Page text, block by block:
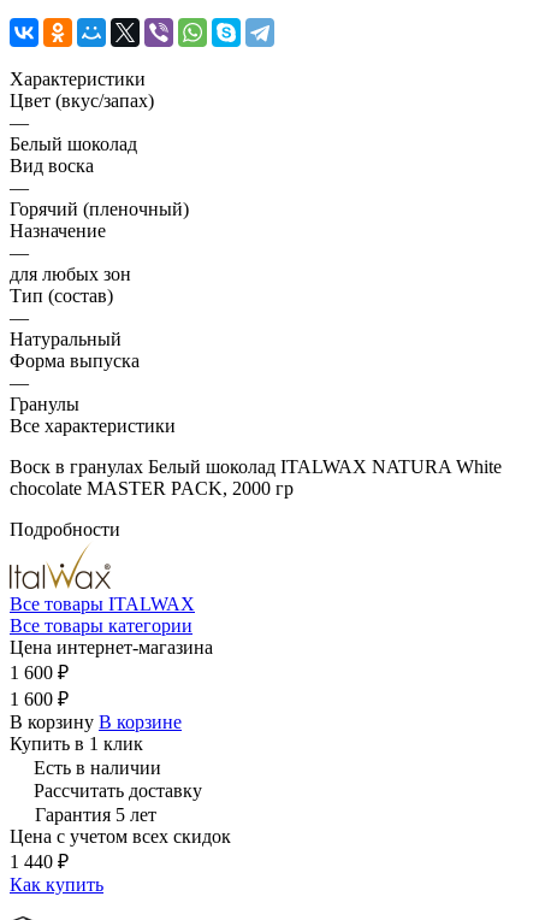
Характеристики
Цвет (вкус/запах)
—
Белый шоколад
Вид воска
—
Горячий (пленочный)
Назначение
—
для любых зон
Тип (состав)
—
Натуральный
Форма выпуска
—
Гранулы
Все характеристики
Воск в гранулах Белый шоколад ITALWAX NATURA White
chocolate MASTER PACK, 2000 гр
Подробности
Все товары ITALWAX
Все товары категории
Цена интернет-магазина
1 600 ₽
1 600 ₽
В корзину В корзине
Купить в 1 клик
Есть в наличии
Рассчитать доставку
Гарантия 5 лет
Цена с учетом всех скидок
1 440 ₽
Как купить